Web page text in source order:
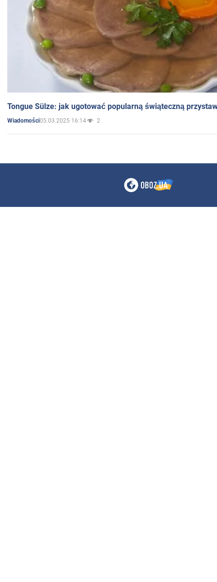
Tongue Sülze: jak ugotować popularną świąteczną
Wiadomości05.03.2025 16:14 2